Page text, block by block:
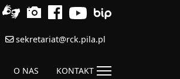
sekretariat@rck.pila.pl
O NAS KONTAKT